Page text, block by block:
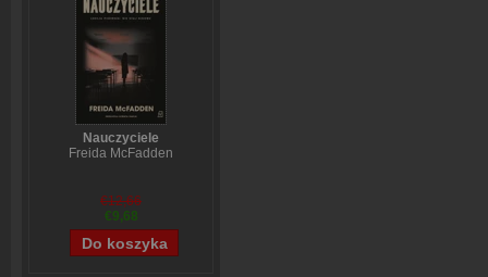
Nauczyciele
Freida McFadden
€12,66
€9,68